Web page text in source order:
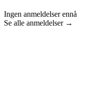
Ingen anmeldelser ennå
Se alle anmeldelser →